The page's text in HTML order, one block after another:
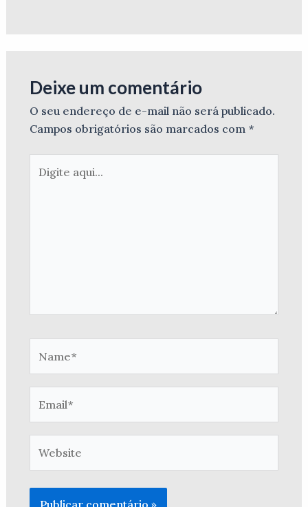
Deixe um comentário
O seu endereço de e-mail não será publicado.
Campos obrigatórios são marcados com *
aqui...